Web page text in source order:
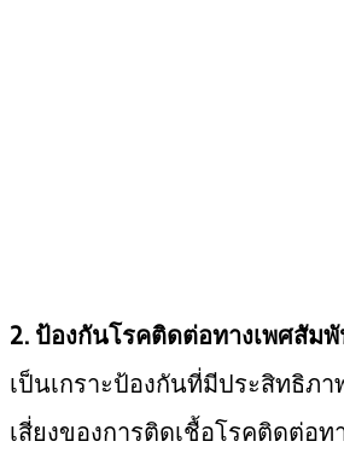
2. ป้องกันโรคติดต่อทางเพศสัม
เป็นเกราะป้องกันที่มีประสิทธิภ
เสี่ยงของการติดเชื้อโรคติดต่อ